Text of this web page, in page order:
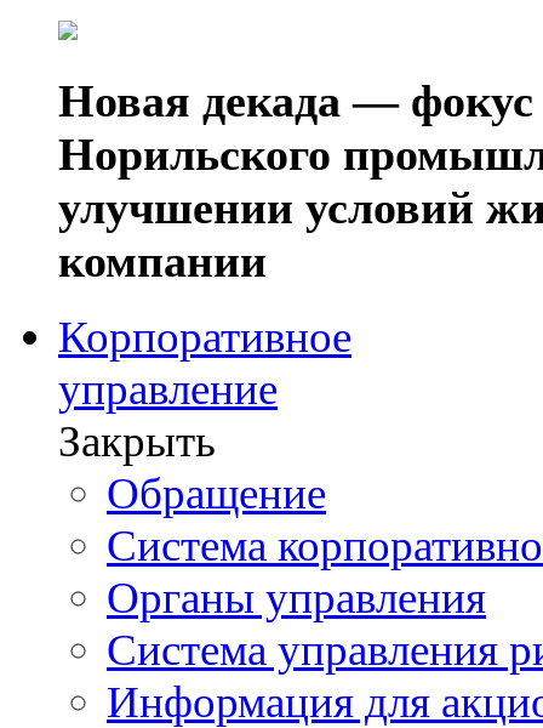
Новая декада — фокус
Норильского
улучшении условий
компании
Корпоративное
управление
Закрыть
Обращение
Система
Органы управления
Система управления
Информация для